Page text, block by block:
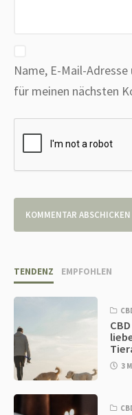
Name, E-Mail-
für meinen nächsten
TENDENZ EMPFOHLEN
3